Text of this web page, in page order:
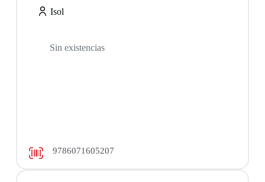
9786071605207
Isol
Sin existencias